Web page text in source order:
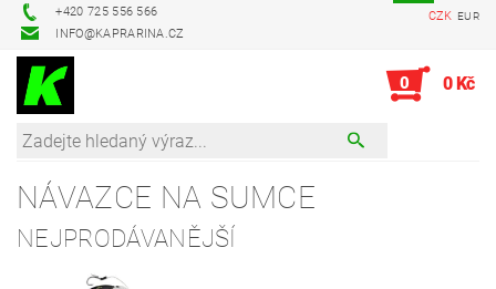
+420 725 556 566
INFO@KAPRARINA.CZ
CZK EUR
0 0 Kč
NÁVAZCE NA SUMCE
NEJPRODÁVANĚJŠÍ